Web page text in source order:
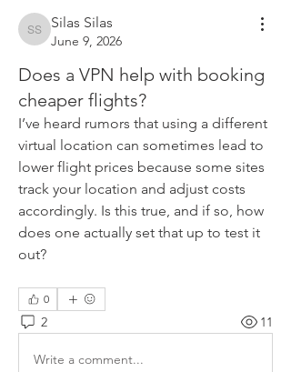
Silas Silas
Silas Silas
June 9, 2026
Does a VPN help with booking
cheaper flights?
I’ve heard rumors that using a different
virtual location can sometimes lead to
lower flight prices because some sites
track your location and adjust costs
accordingly. Is this true, and if so, how
does one actually set that up to test it
out?
0
2 11
Write a comment...